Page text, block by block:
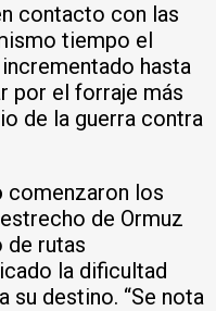
contacto con las
tiempo el
hasta
por el forraje más
de la guerra contra
comenzaron los
de Ormuz
de rutas
la dificultad
su destino. “Se nota